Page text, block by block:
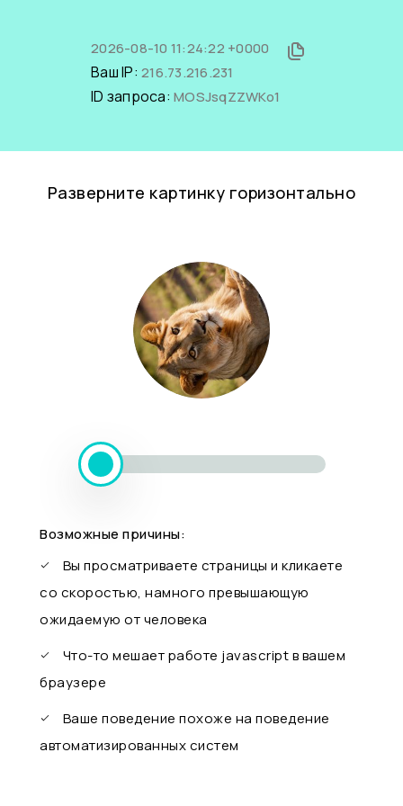
2026-08-10 11:24:22 +0000
Ваш IP: 216.73.216.231
ID запроса: MOSJsqZZWKo1
Разверните картинку горизонтально
Возможные причины:
Вы просматриваете страницы и кликаете
со скоростью, намного превышающую
ожидаемую от человека
Что-то мешает работе javascript в вашем
браузере
Ваше поведение похоже на поведение
автоматизированных систем